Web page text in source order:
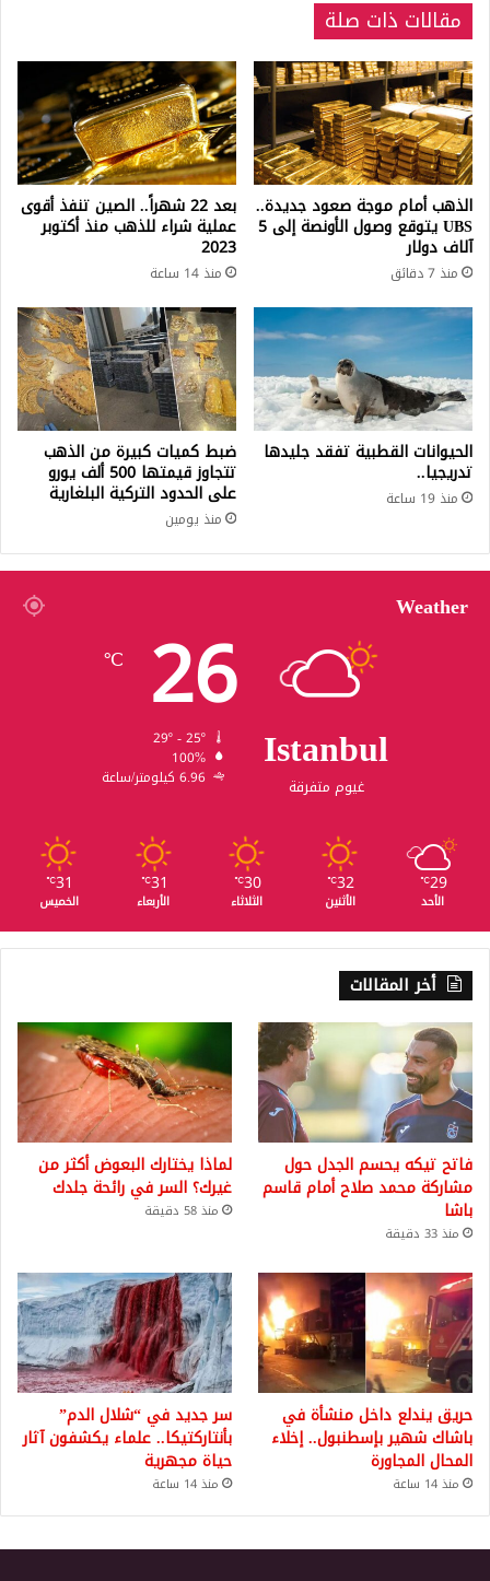
مقالات ذات صلة
الذهب أمام موجة صعود جديدة..
UBS يتوقع وصول الأونصة إلى 5
آلاف دولار
منذ 7 دقائق
بعد 22 شهراً.. الصين تنفذ أقوى
عملية شراء للذهب منذ أكتوبر
2023
منذ 14 ساعة
الحيوانات القطبية تفقد جليدها
تدريجيا..
منذ 19 ساعة
ضبط كميات كبيرة من الذهب
تتجاوز قيمتها 500 ألف يورو
على الحدود التركية البلغارية
منذ يومين
Weather
Istanbul
غيوم متفرقة
26
℃
100%
6.96 كيلومتر/ساعة
29
℃
الأحد
32
℃
الأثنين
30
℃
الثلاثاء
31
℃
الأربعاء
31
℃
الخميس
أخر المقالات
فاتح تيكه يحسم الجدل حول
مشاركة محمد صلاح أمام قاسم
باشا
منذ 33 دقيقة
لماذا يختارك البعوض أكثر من
غيرك؟ السر في رائحة جلدك
منذ 58 دقيقة
حريق يندلع داخل منشأة في
باشاك شهير بإسطنبول.. إخلاء
المحال المجاورة
منذ 14 ساعة
سر جديد في “شلال الدم”
بأنتاركتيكا.. علماء يكشفون آثار
حياة مجهرية
منذ 14 ساعة